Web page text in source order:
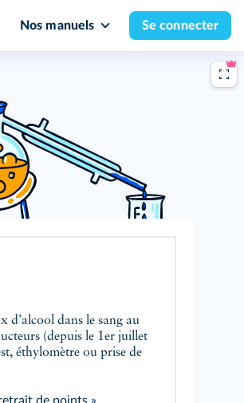
Nos manuels Se connecter
d'alcool dans le sang au
(depuis le 1er juillet
éthylomètre ou prise de